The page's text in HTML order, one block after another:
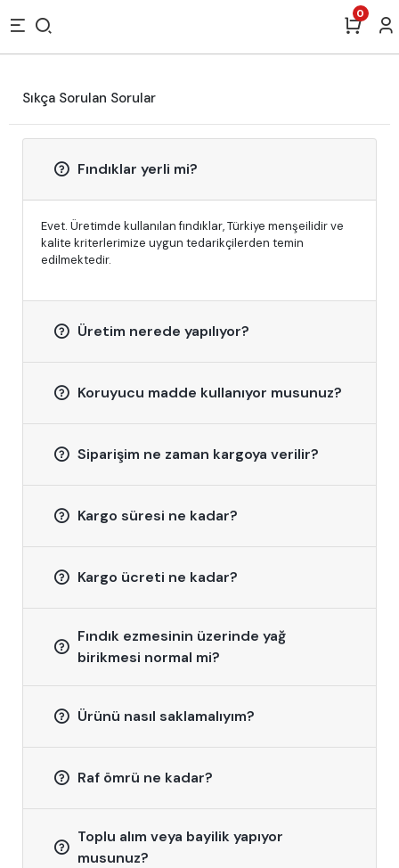
0
Sıkça Sorulan Sorular
Fındıklar yerli mi?
Evet. Üretimde kullanılan fındıklar, Türkiye menşeilidir ve
kalite kriterlerimize uygun tedarikçilerden temin
edilmektedir.
Üretim nerede yapılıyor?
Koruyucu madde kullanıyor musunuz?
Siparişim ne zaman kargoya verilir?
Kargo süresi ne kadar?
Kargo ücreti ne kadar?
Fındık ezmesinin üzerinde yağ
birikmesi normal mi?
Ürünü nasıl saklamalıyım?
Raf ömrü ne kadar?
Toplu alım veya bayilik yapıyor
musunuz?